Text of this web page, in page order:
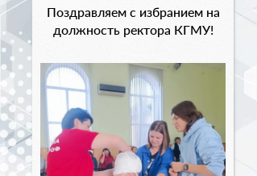
Поздравляем с избранием на
должность ректора КГМУ!